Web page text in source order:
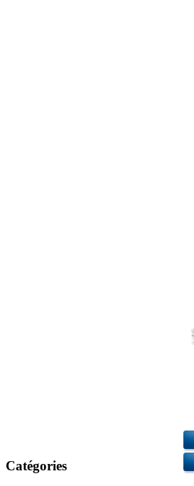
Catégories